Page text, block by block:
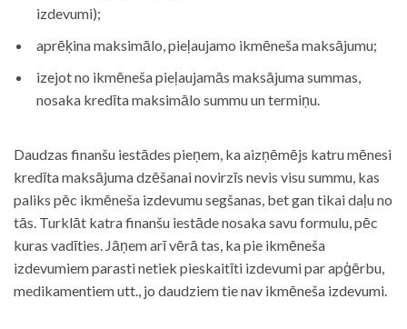
izdevumi);
aprēķina maksimālo, pieļaujamo ikmēneša maksājumu;
izejot no ikmēneša pieļaujamās maksājuma summas,
nosaka kredīta maksimālo summu un termiņu.
Daudzas finanšu iestādes pieņem, ka aizņēmējs katru mēnesi
kredīta maksājuma dzēšanai novirzīs nevis visu summu, kas
paliks pēc ikmēneša izdevumu segšanas, bet gan tikai daļu no
tās. Turklāt katra finanšu iestāde nosaka savu formulu, pēc
kuras vadīties. Jāņem arī vērā tas, ka pie ikmēneša
izdevumiem parasti netiek pieskaitīti izdevumi par apģērbu,
medikamentiem utt., jo daudziem tie nav ikmēneša izdevumi.